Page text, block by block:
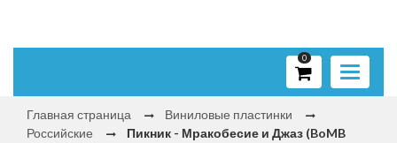
Toggle
0
Главная страница
Виниловые пластинки
Российские
Пикник - Мракобесие и Джаз (BoMB